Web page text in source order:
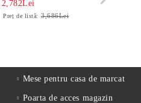
2,782Lei
Preț de listă: 3,686Lei
Mese pentru casa de marcat
Poarta de acces magazin